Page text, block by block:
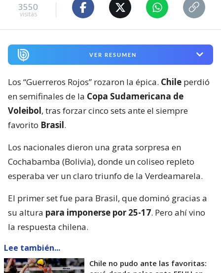
3550
visitas
VER RESUMEN
Los “Guerreros Rojos” rozaron la épica. Chile perdió
en semifinales de la Copa Sudamericana de
Voleibol, tras forzar cinco sets ante el siempre
favorito Brasil.
Los nacionales dieron una grata sorpresa en
Cochabamba (Bolivia), donde un coliseo repleto
esperaba ver un claro triunfo de la Verdeamarela.
El primer set fue para Brasil, que dominó gracias a
su altura para imponerse por 25-17. Pero ahí vino
la respuesta chilena.
Lee también...
Chile no pudo ante las favoritas: